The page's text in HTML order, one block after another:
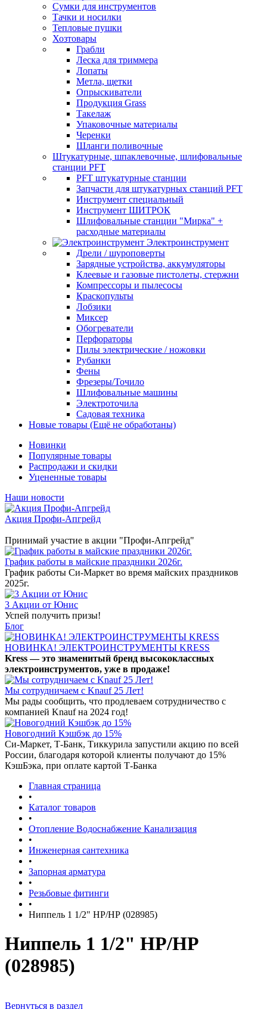
Сумки для инструментов
Тачки и носилки
Тепловые пушки
Хозтовары
Грабли
Леска для триммера
Лопаты
Метла, щетки
Опрыскиватели
Продукция Grass
Такелаж
Упаковочные материалы
Черенки
Шланги поливочные
Штукатурные, шпаклевочные, шлифовальные
станции PFT
PFT штукатурные станции
Запчасти для штукатурных станций PFT
Инструмент специальный
Инструмент ШИТРОК
Шлифовальные станции "Мирка" +
расходные материалы
Электроинструмент
Дрели / шуроповерты
Зарядные устройства, аккумуляторы
Клеевые и газовые пистолеты, стержни
Компрессоры и пылесосы
Краскопульты
Лобзики
Миксер
Обогреватели
Перфораторы
Пилы электрические / ножовки
Рубанки
Фены
Фрезеры/Точило
Шлифовальные машины
Электроточила
Садовая техника
Новые товары (Ещё не обработаны)
Новинки
Популярные товары
Распродажи и скидки
Уцененные товары
Наши новости
Акция Профи-Апгрейд
Принимай участие в акции "Профи-Апгрейд"
График работы в майские праздники 2026г.
График работы Си-Маркет во время майских праздников
2025г.
3 Акции от Юнис
Успей получить призы!
Блог
НОВИНКА! ЭЛЕКТРОИНСТРУМЕНТЫ KRESS
Kress — это знаменитый бренд высококлассных
электроинструментов, уже в продаже!
Мы сотрудничаем с Knauf 25 Лет!
Мы рады сообщить, что продлеваем сотрудничество с
компанией Knauf на 2024 год!
Новогодний Кэшбэк до 15%
Си-Маркет, Т-Банк, Тиккурила запустили акцию по всей
России, благодаря которой клиенты получают до 15%
КэшБэка, при оплате картой Т-Банка
Главная страница
•
Каталог товаров
•
Отопление Водоснабжение Канализация
•
Инженерная сантехника
•
Запорная арматура
•
Резьбовые фитинги
•
Ниппель 1 1/2" НР/НР (028985)
Ниппель 1 1/2" НР/НР
(028985)
Вернуться в раздел